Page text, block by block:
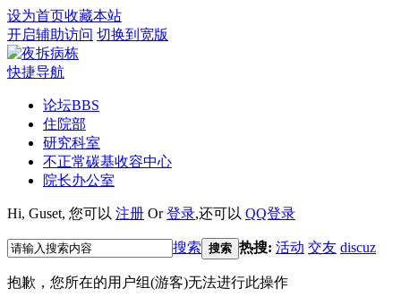
设为首页收藏本站
开启辅助访问 切换到宽版
快捷导航
论坛BBS
住院部
研究科室
不正常碳基收容中心
院长办公室
Hi, Guset, 您可以 注册 Or登录,还可以 QQ登录
搜索 搜索 热搜: 活动 交友 discuz
抱歉，您所在的用户组(游客)无法进行此操作